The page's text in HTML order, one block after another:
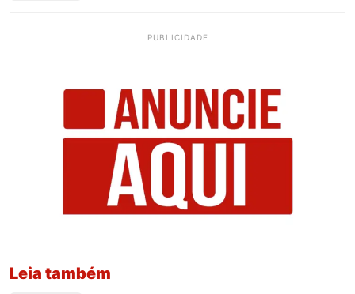
PUBLICIDADE
Leia também